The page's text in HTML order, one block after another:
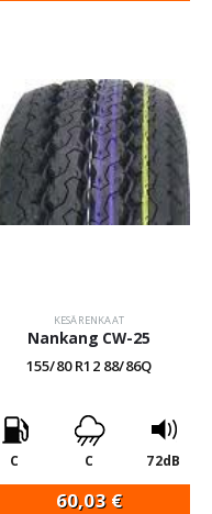
KESÄRENKAAT
Nankang CW-25
155/80 R12 88/86Q
C C 72dB
60,03 €